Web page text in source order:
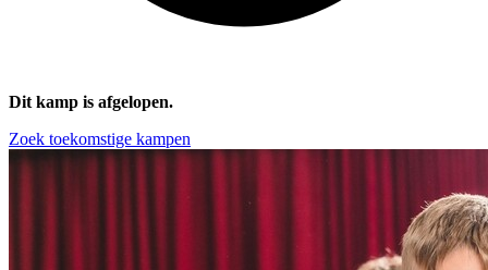
Dit kamp is afgelopen.
Zoek toekomstige kampen